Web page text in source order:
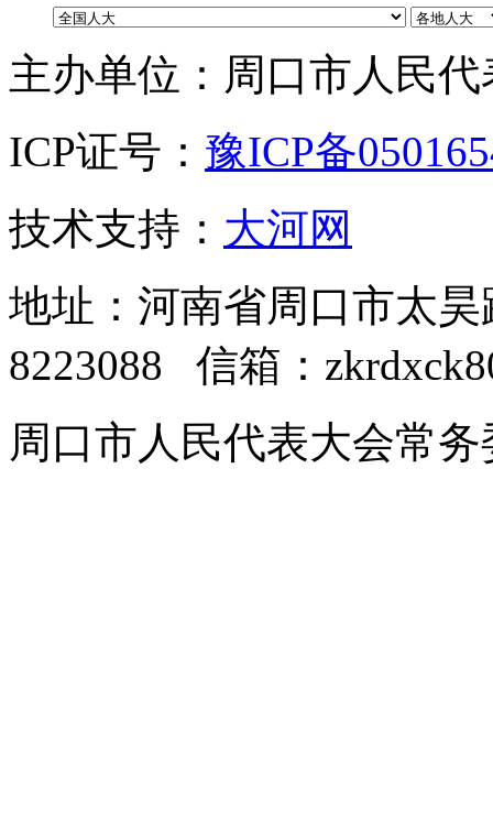
主办单位：周口市人民
ICP证号： 豫ICP备
技术支持： 大河网
地址：河南省周口市太
8223088 信箱：
周口市人民代表大会常